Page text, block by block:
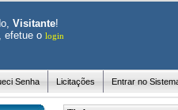
Visitante!
efetue o login
Senha Licitações Entrar no